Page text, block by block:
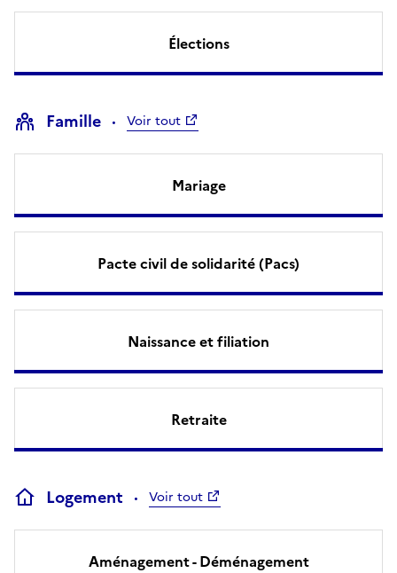
Élections
Famille Voir tout
Mariage
Pacte civil de solidarité (Pacs)
Naissance et filiation
Retraite
Logement Voir tout
Aménagement - Déménagement